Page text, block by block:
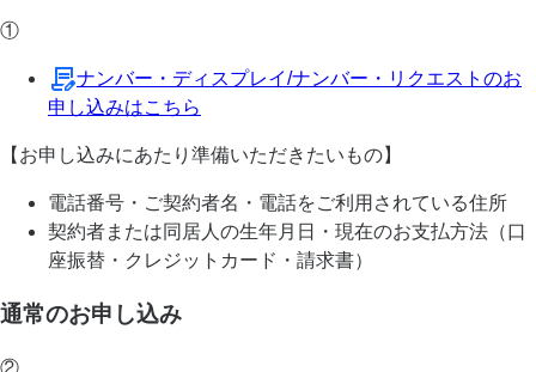
①
ナンバー・ディスプレイ/ナンバー・リクエストのお
申し込みはこちら
【お申し込みにあたり準備いただきたいもの】
電話番号・ご契約者名・電話をご利用されている住所
契約者または同居人の生年月日・現在のお支払方法（口
座振替・クレジットカード・請求書）
通常のお申し込み
②